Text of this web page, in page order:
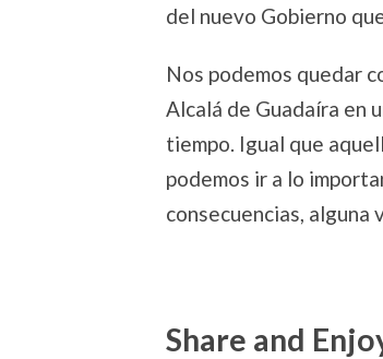
del nuevo Gobierno
Nos podemos quedar
Alcalá de Guadaíra en
tiempo. Igual que
podemos ir a lo
consecuencias, alguna
Share and